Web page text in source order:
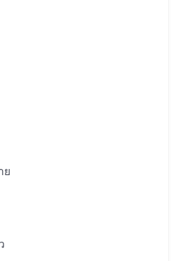
เทาและกล้วยชายหาดเป็น
ออกไป ทีใกลทีสุดหางออกไป
ต่อใน 20-25 นาที สีน้ำเงิน
สนามบินยังตำแหน่งแค่ 5 นาที
นักท่องเที่ยว
ย